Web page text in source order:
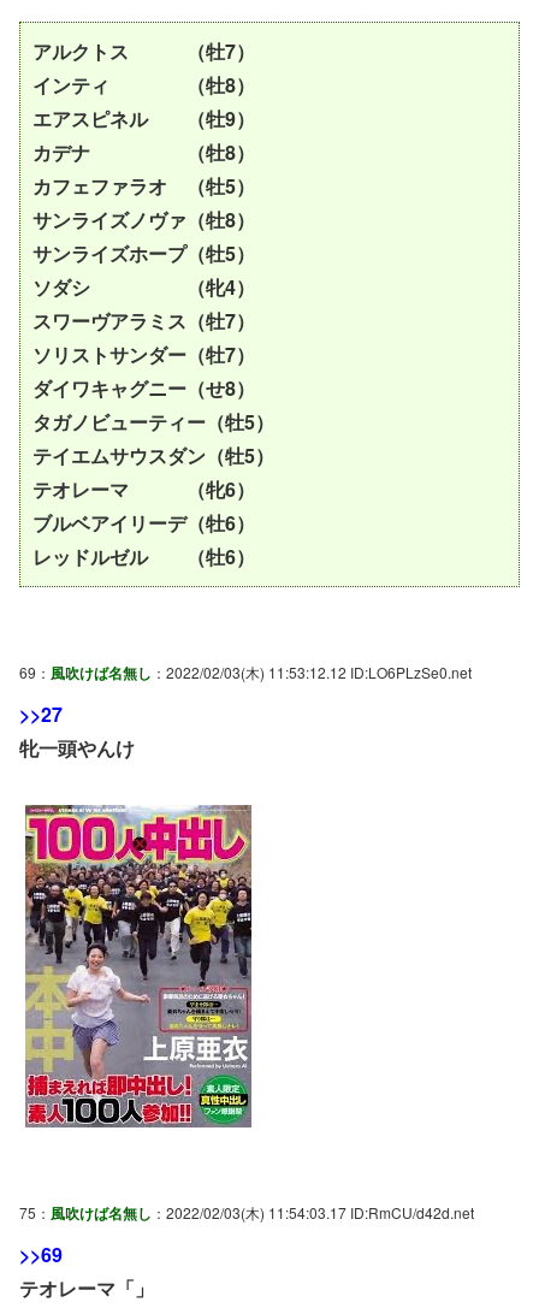
アルクトス （牡7）
インティ （牡8）
エアスピネル （牡9）
カデナ （牡8）
カフェファラオ （牡5）
サンライズノヴァ（牡8）
サンライズホープ（牡5）
ソダシ （牝4）
スワーヴアラミス（牡7）
ソリストサンダー（牡7）
ダイワキャグニー（せ8）
タガノビューティー（牡5）
テイエムサウスダン（牡5）
テオレーマ （牝6）
ブルベアイリーデ（牡6）
レッドルゼル （牡6）
69： 風吹けば名無し ：2022/02/03(木) 11:53:12.12 ID:LO6PLzSe0.net
>>27
牝一頭やんけ
75： 風吹けば名無し ：2022/02/03(木) 11:54:03.17 ID:RmCU/d42d.net
>>69
テオレーマ「」